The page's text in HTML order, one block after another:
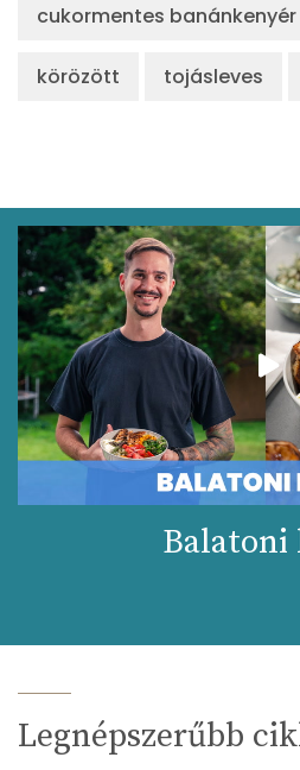
cukormentes banánkenyér
körözött tojásleves
Balatoni
Legnépszerűbb